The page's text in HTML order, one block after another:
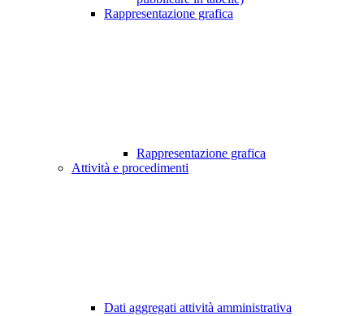
Rappresentazione grafica
Rappresentazione grafica
Attività e procedimenti
Dati aggregati attività amministrativa